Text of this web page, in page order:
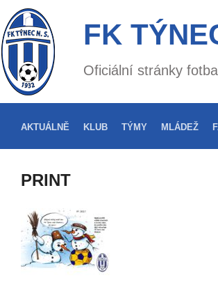
FK
Oficiální stránky
AKTUÁLNĚ KLUB TÝMY MLÁDEŽ
PRINT